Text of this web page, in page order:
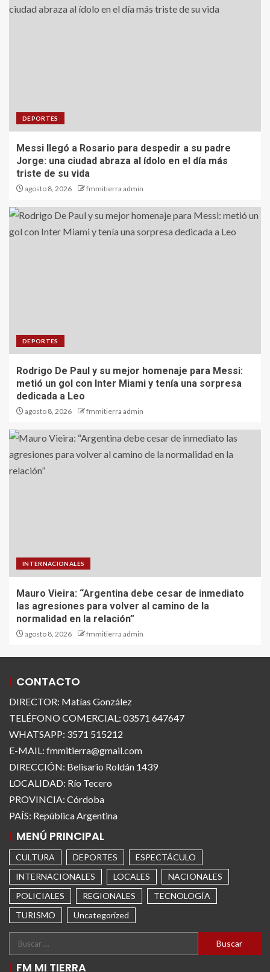
DEPORTES
Messi llegó a Rosario para despedir a su padre
Jorge: una ciudad abraza al ídolo en el día más
triste de su vida
agosto 8, 2026 fmmitierra admin
DEPORTES
Rodrigo De Paul y su mejor homenaje para Messi:
metió un gol con Inter Miami y tenía una sorpresa
dedicada a Leo
agosto 8, 2026 fmmitierra admin
INTERNACIONALES
Mauro Vieira: “Argentina debe cesar de inmediato
las agresiones para volver al camino de la
normalidad en la relación”
agosto 8, 2026 fmmitierra admin
CONTACTO
DIRECTOR: Matías González
TELÉFONO COMERCIAL: 03571 647647
WHATSAPP: 3571 515212
E-MAIL: fmmitierra@gmail.com
DIRECCIÓN: Belisario Roldán 1439
LOCALIDAD: Río Tecero
PROVINCIA: Córdoba
PAÍS: República Argentina
MENÚ PRINCIPAL
CULTURA DEPORTES
ESPECTÁCULO
INTERNACIONALES
LOCALES
NACIONALES
POLICIALES
REGIONALES
TECNOLOGÍA
TURISMO
Uncategorized
FM MI TIERRA